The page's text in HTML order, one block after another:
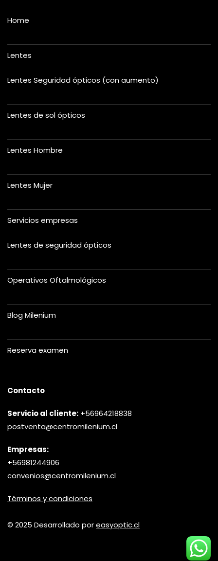
Home
Lentes
Lentes Seguridad ópticos (con aumento)
Lentes de sol ópticos
Lentes Hombre
Lentes Mujer
Servicios empresas
Lentes de seguridad ópticos
Operativos Oftalmológicos
Blog Milenium
Reserva examen
Contacto
Servicio al cliente: +56964218838
postventa@centromilenium.cl
Empresas:
+56981244906
convenios@centromilenium.cl
Términos y condiciones
© 2025 Desarrollado poreasyoptic.cl